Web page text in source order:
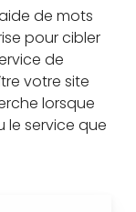
de mots
pour cibler
de
votre site
lorsque
le service que